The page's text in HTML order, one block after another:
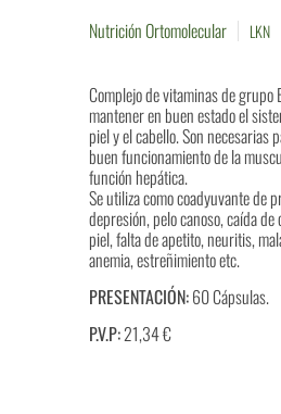
Nutrición Ortomolecular LKN
Complejo de vitaminas de
mantener en buen estado el
piel y el cabello. Son
buen funcionamiento de la
función hepática.
Se utiliza como coadyuvante de
depresión, pelo canoso, caída
piel, falta de apetito, neuritis,
anemia, estreñimiento etc.
PRESENTACIÓN:60 Cápsulas.
P.V.P:21,34 €